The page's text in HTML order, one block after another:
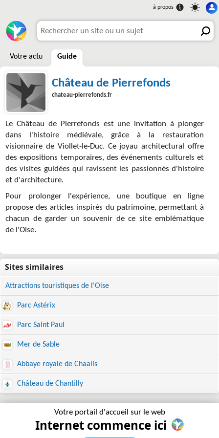
Votre actu Guide
Château de Pierrefonds
chateau-pierrefonds.fr
Le Château de Pierrefonds est une invitation à plonger
dans l'histoire médiévale, grâce à la restauration
visionnaire de Viollet-le-Duc. Ce joyau architectural offre
des expositions temporaires, des événements culturels et
des visites guidées qui ravissent les passionnés d'histoire
et d'architecture.
Pour prolonger l'expérience, une boutique en ligne
propose des articles inspirés du patrimoine, permettant à
chacun de garder un souvenir de ce site emblématique
de l'Oise.
Attractions touristiques de l'Oise
Parc Astérix
Parc Saint Paul
Mer de Sable
Abbaye royale de Chaalis
Château de Chantilly
Votre portail d'accueil sur le web
Internet commence ici